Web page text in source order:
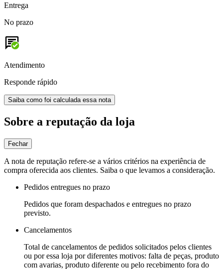
Entrega
No prazo
Atendimento
Responde rápido
Saiba como foi calculada essa nota
Sobre a reputação da loja
Fechar
A nota de reputação refere-se a vários critérios na experiência de
compra oferecida aos clientes. Saiba o que levamos a consideração.
Pedidos entregues no prazo
Pedidos que foram despachados e entregues no prazo
previsto.
Cancelamentos
Total de cancelamentos de pedidos solicitados pelos clientes
ou por essa loja por diferentes motivos: falta de peças, produto
com avarias, produto diferente ou pelo recebimento fora do